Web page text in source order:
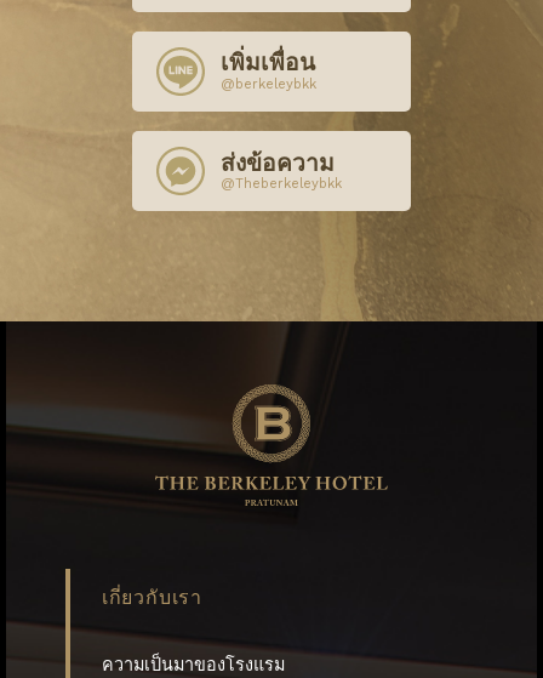
เพิ่มเพื่อน
@berkeleybkk
ส่งข้อความ
@Theberkeleybkk
เกี่ยวกับเรา
ความเป็นมาของโรงแรม